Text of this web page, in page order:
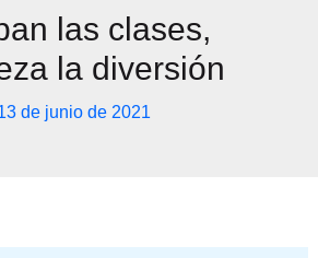
las clases,
la diversión
de junio de 2021